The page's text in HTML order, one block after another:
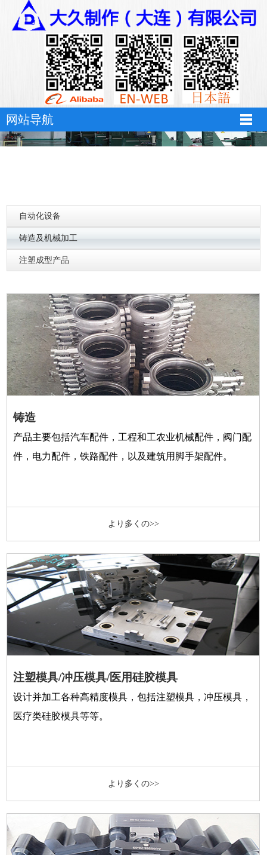
万搏体育
网站导航
自动化设备
铸造及机械加工
注塑成型产品
铸造
产品主要包括汽车配件，工程和工农业机械配件，阀门配
件，电力配件，铁路配件，以及建筑用脚手架配件。
より多くの>>
注塑模具/冲压模具/医用硅胶模具
设计并加工各种高精度模具，包括注塑模具，冲压模具，
医疗类硅胶模具等等。
より多くの>>